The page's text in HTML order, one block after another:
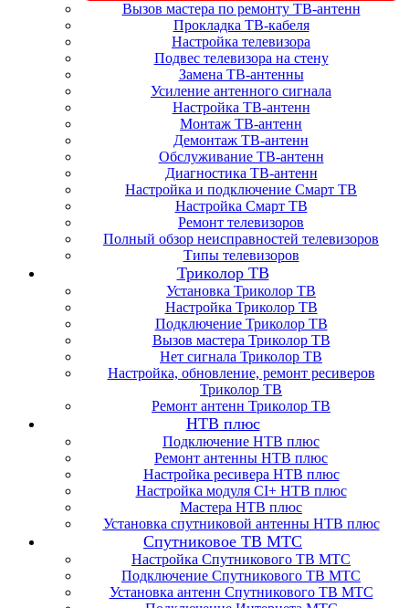
Вызов мастера по ремонту ТВ-антенн
Прокладка ТВ-кабеля
Настройка телевизора
Подвес телевизора на стену
Замена ТВ-антенны
Усиление антенного сигнала
Настройка ТВ-антенн
Монтаж ТВ-антенн
Демонтаж ТВ-антенн
Обслуживание ТВ-антенн
Диагностика ТВ-антенн
Настройка и подключение Смарт ТВ
Настройка Смарт ТВ
Ремонт телевизоров
Полный обзор неисправностей телевизоров
Типы телевизоров
Триколор ТВ
Установка Триколор ТВ
Настройка Триколор ТВ
Подключение Триколор ТВ
Вызов мастера Триколор ТВ
Нет сигнала Триколор ТВ
Настройка, обновление, ремонт ресиверов
Триколор ТВ
Ремонт антенн Триколор ТВ
НТВ плюс
Подключение НТВ плюс
Ремонт антенны НТВ плюс
Настройка ресивера НТВ плюс
Настройка модуля CI+ НТВ плюс
Мастера НТВ плюс
Установка спутниковой антенны НТВ плюс
Спутниковое ТВ МТС
Настройка Спутникового ТВ МТС
Подключение Спутникового ТВ МТС
Установка антенн Спутникового ТВ МТС